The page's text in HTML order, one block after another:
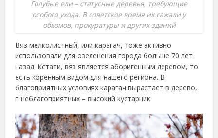
Голубые ели – статусные деревья, требующие
особого ухода. В советское время их сажали у
обкомов, прокуратуры и других зданий
Вяз мелколистный, или карагач, тоже активно
использовали для озеленения города больше 70 лет
назад. Кстати, вяз является аборигенным деревом, то
есть коренным видом для нашего региона. В
благоприятных условиях карагач вырастает в дерево,
в неблагоприятных – высокий кустарник.